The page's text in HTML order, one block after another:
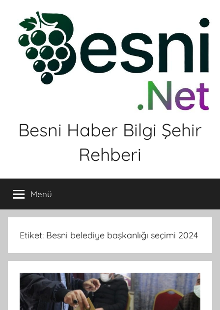
Besni Haber Bilgi Şehir
Rehberi
Menü
Etiket: Besni belediye başkanlığı seçimi 2024